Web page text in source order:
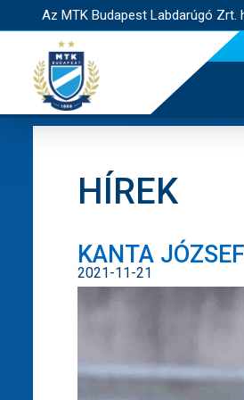
Az MTK Budapest Labdarúgó Zrt.
HÍREK
KANTA
2021-11-21